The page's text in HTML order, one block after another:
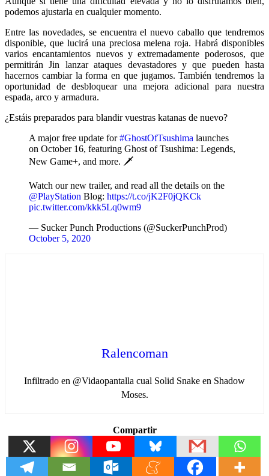
podemos ajustarla en cualquier momento.
Entre las novedades, se encuentra el nuevo caballo que tendremos
disponible, que lucirá una preciosa melena roja. Habrá disponibles
varios encantamientos nuevos y extremadamente poderosos, que
permitirán Jin lanzar ataques devastadores y que pueden hasta
hacernos cambiar la forma en que jugamos. También tendremos la
oportunidad de desbloquear una mejora adicional para nuestra
espada, arco y armadura.
¿Estáis preparados para blandir vuestras katanas de nuevo?
A major free update for#GhostOfTsushima launches
on October 16, featuring Ghost of Tsushima: Legends,
New Game+, and more. 🗡️
Watch our new trailer, and read all the details on the
@PlayStation Blog: https://t.co/jK2F0jQKCk
pic.twitter.com/kkk5Lq0wm9
— Sucker Punch Productions (@SuckerPunchProd)
October 5, 2020
Ralencoman
Infiltrado en @Vidaopantalla cual Solid Snake en Shadow
Moses.
Compartir